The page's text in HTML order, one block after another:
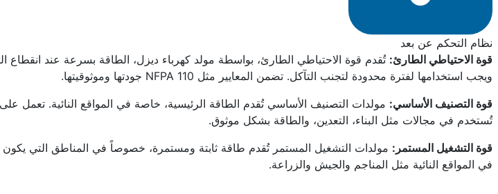
نظام التحكم عن بعد
قوة الاحتياطي الطارئ: تُقدم قوة الاحتياطي الطارئ، بواسطة مولد كهرباء ديزل، الطاقة بسرعة عند انقطاع
ويجب استخدامها لفترة محدودة لتجنب التآكل. تضمن المعايير مثل NFPA 110 جودتها وموثوقيتها.
قوة التصنيف الأساسي: مولدات التصنيف الأساسي تُقدم الطاقة الرئيسية، خاصة في المواقع النائية. تعمل
تُستخدم في مجالات مثل البناء، التعدين، والطاقة بشكل موثوق.
قوة التشغيل المستمر:
في المواقع النائية مثل المناجم والجيش والزراعة.